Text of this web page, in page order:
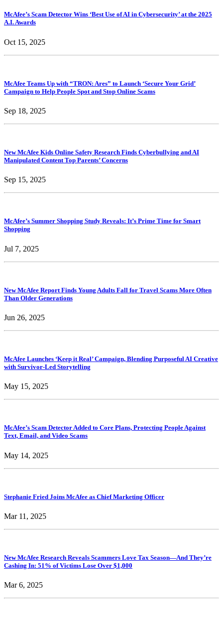
McAfee’s Scam Detector Wins ‘Best Use of AI in Cybersecurity’ at the 2025
A.I. Awards
Oct 15, 2025
McAfee Teams Up with “TRON: Ares” to Launch ‘Secure Your Grid’
Campaign to Help People Spot and Stop Online Scams
Sep 18, 2025
New McAfee Kids Online Safety Research Finds Cyberbullying and AI
Manipulated Content Top Parents’ Concerns
Sep 15, 2025
McAfee’s Summer Shopping Study Reveals: It’s Prime Time for Smart
Shopping
Jul 7, 2025
New McAfee Report Finds Young Adults Fall for Travel Scams More Often
Than Older Generations
Jun 26, 2025
McAfee Launches ‘Keep it Real’ Campaign, Blending Purposeful AI Creative
with Survivor-Led Storytelling
May 15, 2025
McAfee’s Scam Detector Added to Core Plans, Protecting People Against
Text, Email, and Video Scams
May 14, 2025
Stephanie Fried Joins McAfee as Chief Marketing Officer
Mar 11, 2025
New McAfee Research Reveals Scammers Love Tax Season—And They’re
Cashing In: 51% of Victims Lose Over $1,000
Mar 6, 2025